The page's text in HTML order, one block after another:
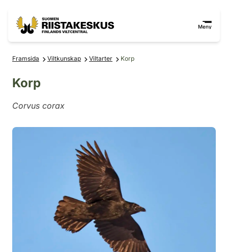
Meny
Framsida Viltkunskap Viltarter Korp
Korp
Corvus corax